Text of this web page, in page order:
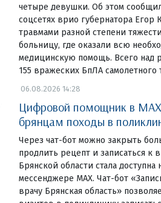
четыре девушки. Об этом
соцсетях врио губернатора Егор
травмами разной степени
больницу, где оказали всю
медицинскую помощь. Всего над
155 вражеских БпЛА самолетного
06.08.2026 14:28
Цифровой помощник в
брянцам походы в
Через чат-бот можно закрыть
продлить рецепт и записаться
Брянской области стала доступна
мессенджере MAX. Чат-бот
врачу Брянская область»